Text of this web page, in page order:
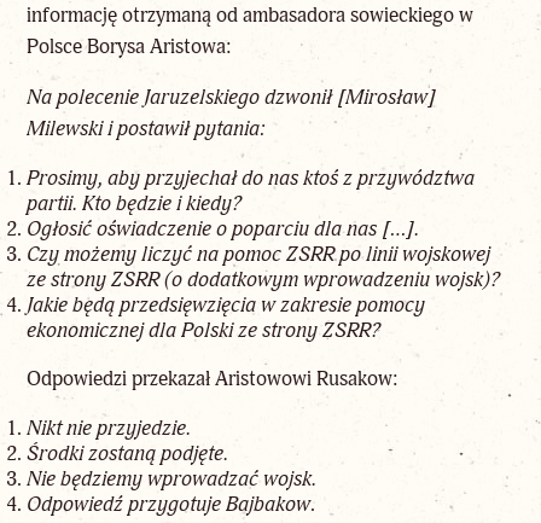
informację otrzymaną od ambasadora sowieckiego w
Polsce Borysa Aristowa:
Na polecenie Jaruzelskiego dzwonił [Mirosław]
Milewski i postawił pytania:
Prosimy, aby przyjechał do nas ktoś z przywództwa
partii. Kto będzie i kiedy?
Ogłosić oświadczenie o poparciu dla nas […].
Czy możemy liczyć na pomoc ZSRR po linii wojskowej
ze strony ZSRR (o dodatkowym wprowadzeniu wojsk)?
Jakie będą przedsięwzięcia w zakresie pomocy
ekonomicznej dla Polski ze strony ZSRR?
Odpowiedzi przekazał Aristowowi Rusakow:
Nikt nie przyjedzie.
Środki zostaną podjęte.
Nie będziemy wprowadzać wojsk.
Odpowiedź przygotuje Bajbakow.